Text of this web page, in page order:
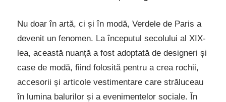
Nu doar în artă, ci și în modă, Verdele de Paris a
devenit un fenomen. La începutul secolului al XIX-
lea, această nuanță a fost adoptată de designeri și
case de modă, fiind folosită pentru a crea rochii,
accesorii și articole vestimentare care străluceau
în lumina balurilor și a evenimentelor sociale. În